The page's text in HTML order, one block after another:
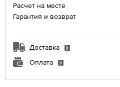
Расчет на месте
Гарантия и возврат
Доставка
Оплата